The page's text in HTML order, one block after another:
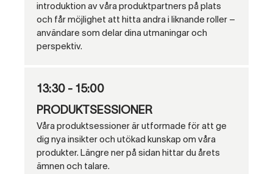
introduktion av våra produktpartners på plats
och får möjlighet att hitta andra i liknande roller –
användare som delar dina utmaningar och
perspektiv.
13:30 - 15:00
PRODUKTSESSIONER
Våra produktsessioner är utformade för att ge
dig nya insikter och utökad kunskap om våra
produkter. Längre ner på sidan hittar du årets
ämnen och talare.